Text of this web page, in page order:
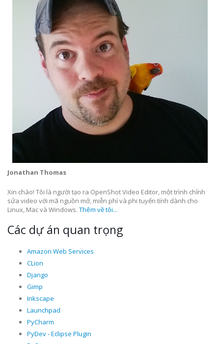
Jonathan Thomas
Xin chào! Tôi là người tạo ra OpenShot Video Editor, một trình chỉnh
sửa video với mã nguồn mở, miễn phí và phi tuyến tính dành cho
Linux, Mac và Windows. Thêm về tôi...
Các dự án quan trọng
Amazon Web Services
CLion
Django
Gimp
Inkscape
Launchpad
PyCharm
PyDev - Eclipse Plugin